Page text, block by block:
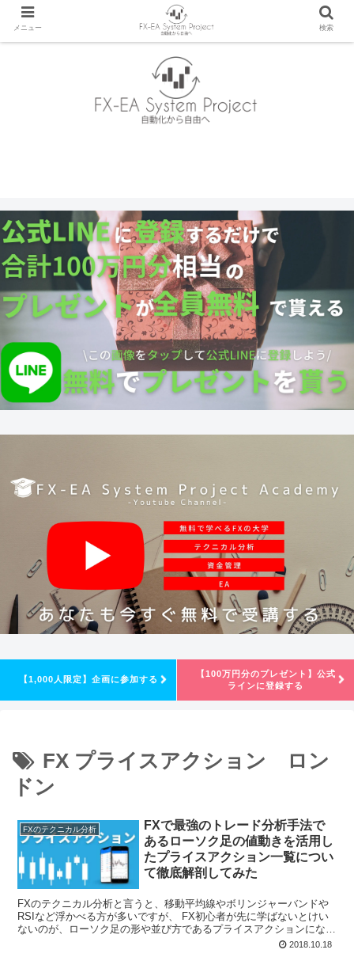
【1,000人限定】企画に参加する
【100万円分のプレゼント】公式
ラインに登録する
FX プライスアクション ロン
ドン
FXのテクニカル分析
FXで最強のトレード分析手法で
あるローソク足の値動きを活用し
たプライスアクション一覧につい
て徹底解剖してみた
FXのテクニカル分析と言うと、移動平均線やボリンジャーバンドや
RSIなど浮かべる方が多いですが、 FX初心者が先に学ばないとけい
ないのが、ローソク足の形や並び方であるプライスアクションになり
ます。 今回は、FXで最強のトレード分析手法であるローソク足の値
2018.10.18
メニュー 検索